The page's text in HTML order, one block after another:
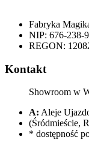
Fabryka
NIP: 676-238-
REGON:
Kontakt
Showroom w
A: Aleje
(Śródmieście,
* dostępność